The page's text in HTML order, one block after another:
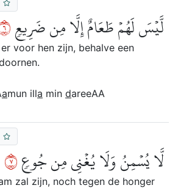
لَّيۡسَ لَهُمۡ طَعَامٌ إِلَّا مِن ضَرِيعٖ
voor hen zijn, behalve een
amun illa min dareeAA
لَّا يُسۡمِنُ وَلَا يُغۡنِي مِن جُوعٖ٧
zal zijn, noch tegen de honger